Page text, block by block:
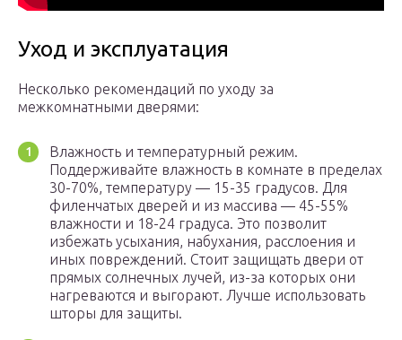
Уход и эксплуатация
Несколько рекомендаций по уходу за
межкомнатными дверями:
Влажность и температурный режим.
Поддерживайте влажность в комнате в пределах
30-70%, температуру — 15-35 градусов. Для
филенчатых дверей и из массива — 45-55%
влажности и 18-24 градуса. Это позволит
избежать усыхания, набухания, расслоения и
иных повреждений. Стоит защищать двери от
прямых солнечных лучей, из-за которых они
нагреваются и выгорают. Лучше использовать
шторы для защиты.